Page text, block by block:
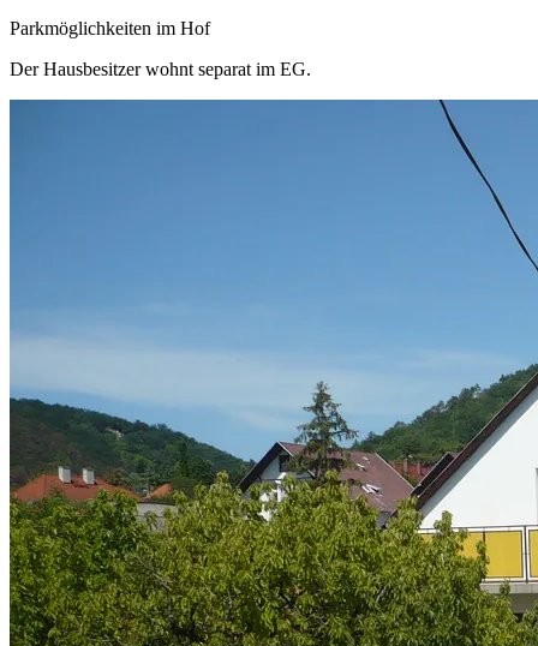
Parkmöglichkeiten im Hof
Der Hausbesitzer wohnt separat im EG.